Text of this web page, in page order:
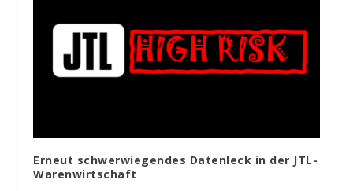
Erneut schwerwiegendes Datenleck in der JTL-
Warenwirtschaft